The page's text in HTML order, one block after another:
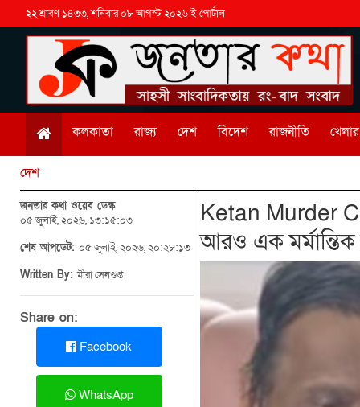
২২ শ্রাবণ ১৪৩৩, শনিবার ০৮ আগস্ট ২০২৬ ই-পোর্টাল
কলকাতা রাজ্য দেশ বিদেশ রাজনীতি
দেশ
জনতার কথা ওয়েব ডেস্ক
০৫ জুলাই, ২০২৬, ১৩:১৫:০৩
শেষ আপডেট: ০৫ জুলাই, ২০২৬, ২০:২৮:১৩
Written By:মীরা সেনগুপ্ত
Share on:
Facebook
WhatsApp
Ketan Murder
আরও এক